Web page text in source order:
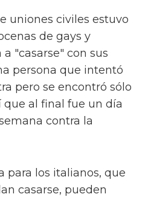
uniones civiles estuvo
de gays y
"casarse" con sus
persona que intentó
pero se encontró sólo
al final fue un día
contra la
para los italianos, que
casarse, pueden